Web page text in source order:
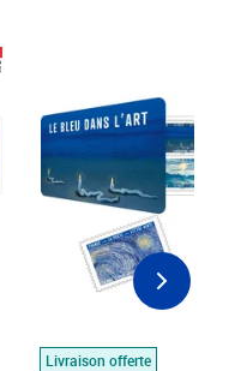
Livraison offerte